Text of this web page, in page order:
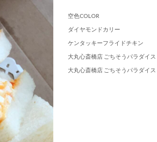
空色COLOR
ダイヤモンドカリー
ケンタッキーフライドチキン
大丸心斎橋店 ごちそうパラダイス
大丸心斎橋店 ごちそうパラダイス